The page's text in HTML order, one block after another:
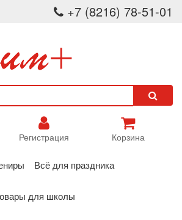
+7 (8216) 78-51-01
Регистрация Корзина
Всё для праздника
для школы